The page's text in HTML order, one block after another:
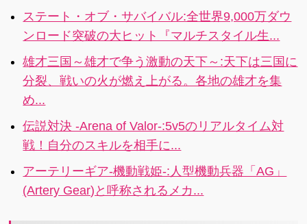
4.4
ステート・オブ・サバイバル:全世界9,000万ダウ
ンロード突破の大ヒット『マルチスタイル生...
雄才三国～雄才で争う激動の天下～:天下は三国に
分裂、戦いの火が燃え上がる。各地の雄才を集
め...
伝説対決 -Arena of Valor-:5v5のリアルタイム対
戦！自分のスキルを相手に...
アーテリーギア-機動戦姫-:人型機動兵器「AG」
(Artery Gear)と呼称されるメカ...